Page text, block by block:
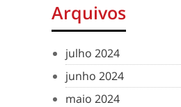
Arquivos
julho 2024
junho 2024
maio 2024